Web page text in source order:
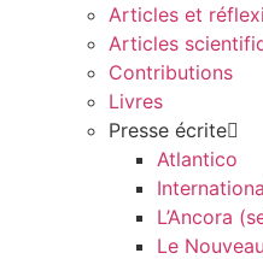
Articles et
Articles
Contributions
Livres
Presse écrite
Atlantico
L’Ancora
Le